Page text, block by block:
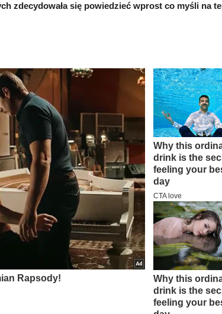
zdecydowała się powiedzieć wprost co myśli na